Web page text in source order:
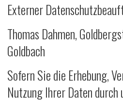
Externer
Thomas Dahmen,
Goldbach
Sofern Sie die Erhebung,
Nutzung Ihrer Daten durch